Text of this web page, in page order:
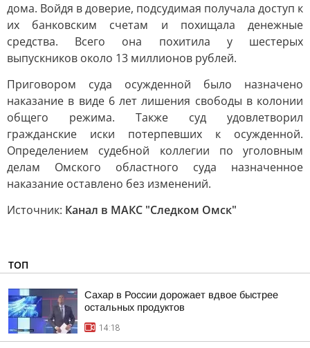
дома. Войдя в доверие, подсудимая получала доступ к
их банковским счетам и похищала денежные
средства. Всего она похитила у шестерых
выпускников около 13 миллионов рублей.
Приговором суда осужденной было назначено
наказание в виде 6 лет лишения свободы в колонии
общего режима. Также суд удовлетворил
гражданские иски потерпевших к осужденной.
Определением судебной коллегии по уголовным
делам Омского областного суда назначенное
наказание оставлено без изменений.
Источник: Канал в МАКС "Следком Омск"
ТОП
Сахар в России дорожает вдвое быстрее
остальных продуктов
14:18